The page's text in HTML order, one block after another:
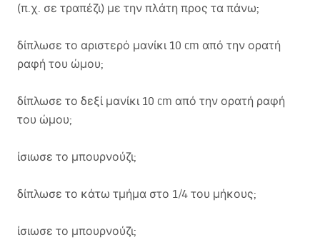
(π.χ. σε τραπέζι) με την πλάτη προς τα πάνω;
δίπλωσε το αριστερό μανίκι 10 cm από την ορατή
ραφή του ώμου;
δίπλωσε το δεξί μανίκι 10 cm από την ορατή ραφή
του ώμου;
ίσιωσε το μπουρνούζι;
δίπλωσε το κάτω τμήμα στο 1/4 του μήκους;
ίσιωσε το μπουρνούζι;